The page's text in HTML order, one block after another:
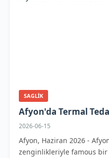
SAGLIK
Afyon'da Termal
2026-06-15
Afyon, Haziran 2026 -
zenginlikleriyle famous